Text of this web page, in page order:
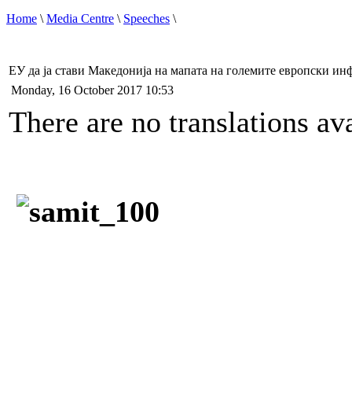
Home \Media Centre \ Speeches \
ЕУ да ја стави Македонија на мапата на големите европски
Monday, 16 October 2017 10:53
There are no translations